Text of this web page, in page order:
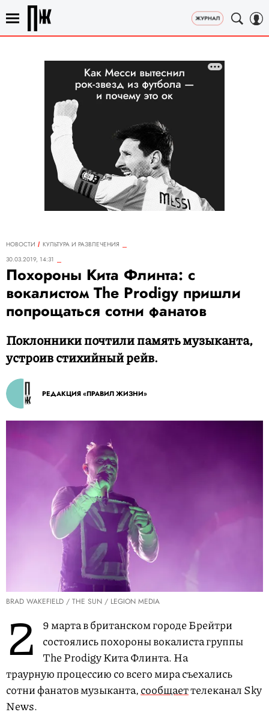
НОВОСТИ
КУЛЬТУРА И РАЗВЛЕЧЕНИЯ
30.03.2019, 14:31
Похороны Кита Флинта: с
вокалистом The Prodigy пришли
попрощаться сотни фанатов
Поклонники почтили память музыканта,
устроив стихийный рейв.
РЕДАКЦИЯ «ПРАВИЛ ЖИЗНИ»
BRAD WAKEFIELD / THE SUN / LEGION MEDIA
2
9 марта в британском городе Брейтри
состоялись похороны вокалиста группы
The Prodigy Кита Флинта. На
траурную процессию со всего мира съехались
сотни фанатов музыканта,сообщаеттелеканал Sky
News.